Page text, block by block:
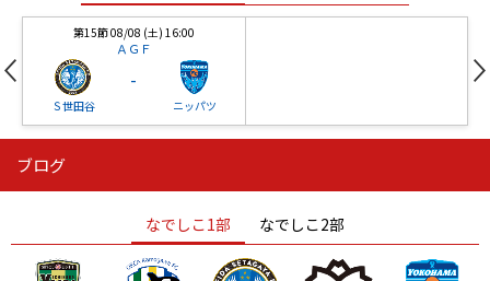
第15節 08/08 (土) 16:00
ＡＧＦ
Ｓ世田谷
-
ニッパツ
ニッパツ
ニッパツ 名古屋
石人の星
静岡 愛媛Ｌ
ブログ
なでしこ1部 なでしこ2部